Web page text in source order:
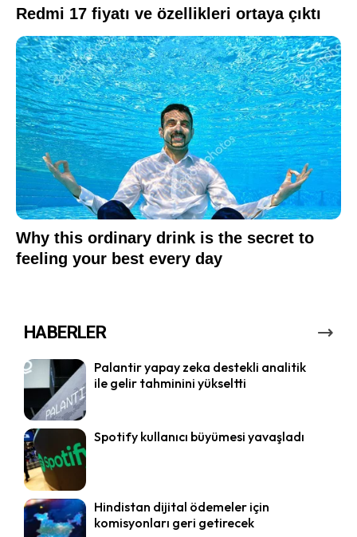
HABERLER
Palantir yapay zeka destekli analitik
ile gelir tahminini yükseltti
Spotify kullanıcı büyümesi yavaşladı
Hindistan dijital ödemeler için
komisyonları geri getirecek